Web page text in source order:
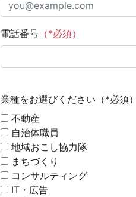
電話番号 （*必須）
業種をお選びください（*必須）
不動産
自治体職員
地域おこし協力隊
まちづくり
コンサルティング
IT・広告